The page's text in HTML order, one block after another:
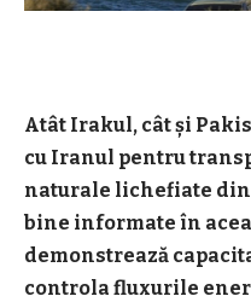
Atât Irakul, cât și
cu Iranul pentru
naturale lichefiate
bine informate în
demonstrează
controla fluxurile